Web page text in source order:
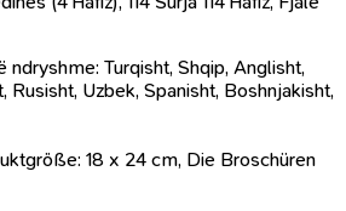
ndryshme: Turqisht, Shqip, Anglisht,
Rusisht, Uzbek, Spanisht, Boshnjakisht,
18 x 24 cm, Die Broschüren